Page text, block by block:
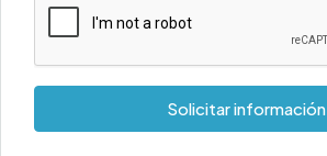
Solicitar información